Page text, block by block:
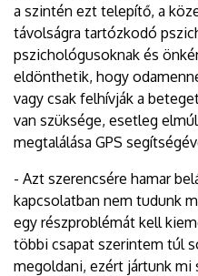
a szintén ezt telepítő, a
távolságra tartózkodó
pszichológusoknak és
eldönthetik, hogy
vagy csak felhívják a
van szüksége, esetleg
megtalálása GPS
- Azt szerencsére hamar
kapcsolatban nem tudunk
egy részproblémát kell
többi csapat szerintem túl
megoldani, ezért jártunk mi